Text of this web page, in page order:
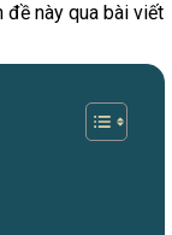
đề này qua bài viết